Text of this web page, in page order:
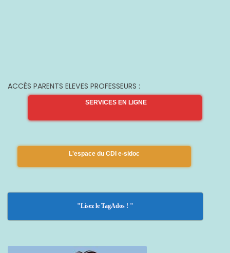
ACCÈS PARENTS ELEVES PROFESSEURS :
SERVICES EN LIGNE
L'espace du CDI e-sidoc
"Lisez le TagAdos ! "